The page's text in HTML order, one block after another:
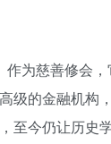
为慈善修会
级的金融机构
至今仍让历史